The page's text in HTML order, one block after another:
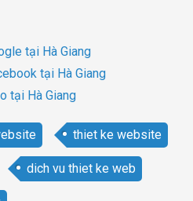
tại Hà Giang
tại Hà Giang
tại Hà Giang
thiet ke website
dich vu thiet ke web